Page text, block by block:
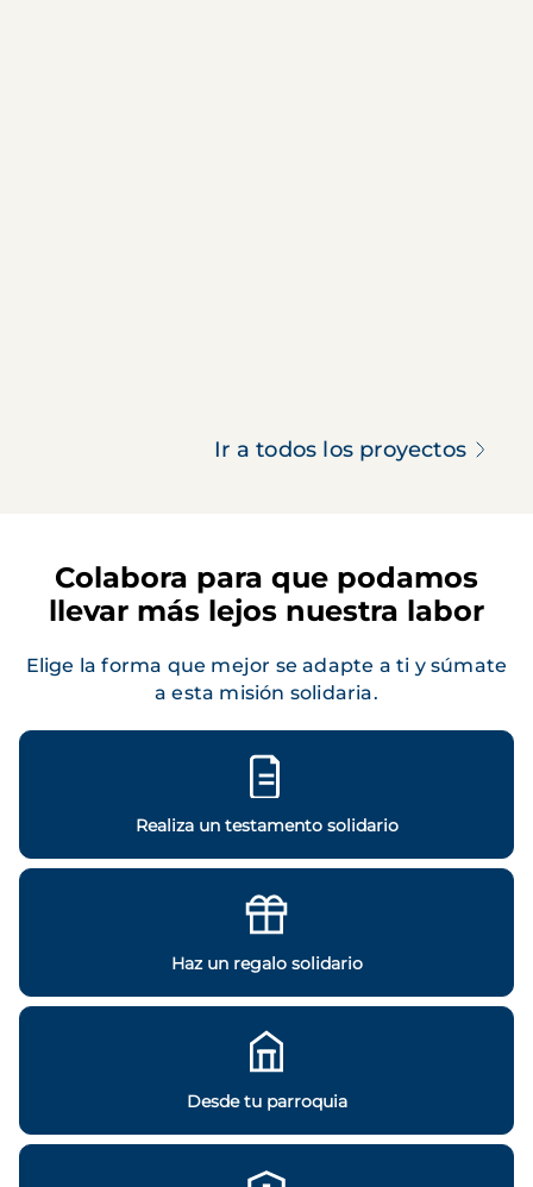
Ir a todos los proyectos
Colabora para que podamos
llevar más lejos nuestra labor
Elige la forma que mejor se adapte a ti y súmate
a esta misión solidaria.
Realiza un testamento solidario
Haz un regalo solidario
Desde tu parroquia